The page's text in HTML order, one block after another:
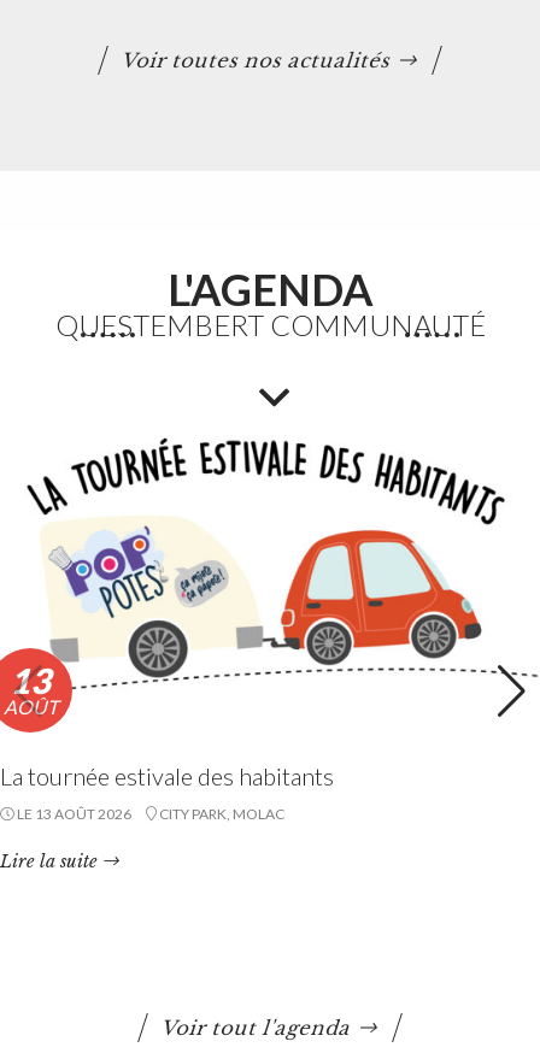
Voir toutes nos actualités
L'AGENDA
QUESTEMBERT COMMUNAUTÉ
13
AOÛT
La tournée estivale des habitants
LE 13 AOÛT 2026 CITY PARK, MOLAC
Lire la suite
Voir tout l'agenda